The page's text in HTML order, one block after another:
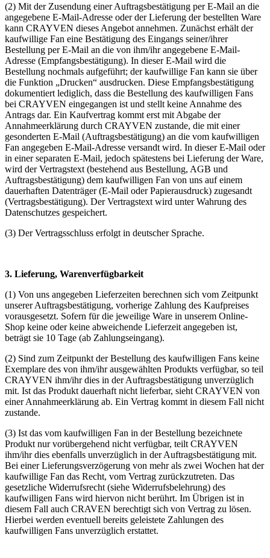
(2) Mit der Zusendung einer Auftragsbestätigung per E-Mail an die
angegebene E-Mail-Adresse oder der Lieferung der bestellten Ware
kann CRAYVEN dieses Angebot annehmen. Zunächst erhält der
kaufwillige Fan eine Bestätigung des Eingangs seiner/ihrer
Bestellung per E-Mail an die von ihm/ihr angegebene E-Mail-
Adresse (Empfangsbestätigung). In dieser E-Mail wird die
Bestellung nochmals aufgeführt; der kaufwillige Fan kann sie über
die Funktion „Drucken“ ausdrucken. Diese Empfangsbestätigung
dokumentiert lediglich, dass die Bestellung des kaufwilligen Fans
bei CRAYVEN eingegangen ist und stellt keine Annahme des
Antrags dar. Ein Kaufvertrag kommt erst mit Abgabe der
Annahmeerklärung durch CRAYVEN zustande, die mit einer
gesonderten E-Mail (Auftragsbestätigung) an die vom kaufwilligen
Fan angegeben E-Mail-Adresse versandt wird. In dieser E-Mail oder
in einer separaten E-Mail, jedoch spätestens bei Lieferung der Ware,
wird der Vertragstext (bestehend aus Bestellung, AGB und
Auftragsbestätigung) dem kaufwilligen Fan von uns auf einem
dauerhaften Datenträger (E-Mail oder Papierausdruck) zugesandt
(Vertragsbestätigung). Der Vertragstext wird unter Wahrung des
Datenschutzes gespeichert.
(3) Der Vertragsschluss erfolgt in deutscher Sprache.
3. Lieferung, Warenverfügbarkeit
(1) Von uns angegeben Lieferzeiten berechnen sich vom Zeitpunkt
unserer Auftragsbestätigung, vorherige Zahlung des Kaufpreises
vorausgesetzt. Sofern für die jeweilige Ware in unserem Online-
Shop keine oder keine abweichende Lieferzeit angegeben ist,
beträgt sie 10 Tage (ab Zahlungseingang).
(2) Sind zum Zeitpunkt der Bestellung des kaufwilligen Fans keine
Exemplare des von ihm/ihr ausgewählten Produkts verfügbar, so teil
CRAYVEN ihm/ihr dies in der Auftragsbestätigung unverzüglich
mit. Ist das Produkt dauerhaft nicht lieferbar, sieht CRAYVEN von
einer Annahmeerklärung ab. Ein Vertrag kommt in diesem Fall nicht
zustande.
(3) Ist das vom kaufwilligen Fan in der Bestellung bezeichnete
Produkt nur vorübergehend nicht verfügbar, teilt CRAYVEN
ihm/ihr dies ebenfalls unverzüglich in der Auftragsbestätigung mit.
Bei einer Lieferungsverzögerung von mehr als zwei Wochen hat der
kaufwillige Fan das Recht, vom Vertrag zurückzutreten. Das
gesetzliche Widerrufsrecht (siehe Widerrufsbelehrung) des
kaufwilligen Fans wird hiervon nicht berührt. Im Übrigen ist in
diesem Fall auch CRAVEN berechtigt sich von Vertrag zu lösen.
Hierbei werden eventuell bereits geleistete Zahlungen des
kaufwilligen Fans unverzüglich erstattet.